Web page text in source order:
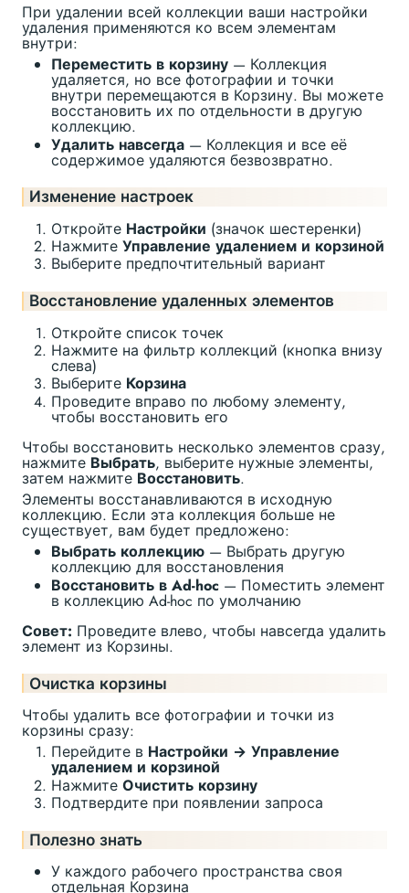
При удалении всей коллекции ваши настройки
удаления применяются ко всем элементам
внутри:
Переместить в корзину — Коллекция
удаляется, но все фотографии и точки
внутри перемещаются в Корзину. Вы можете
восстановить их по отдельности в другую
коллекцию.
Удалить навсегда — Коллекция и все её
содержимое удаляются безвозвратно.
Изменение настроек
Откройте Настройки (значок шестеренки)
Нажмите Управление удалением и корзиной
Выберите предпочтительный вариант
Восстановление удаленных элементов
Откройте список точек
Нажмите на фильтр коллекций (кнопка внизу
слева)
Выберите Корзина
Проведите вправо по любому элементу,
чтобы восстановить его
Чтобы восстановить несколько элементов сразу,
нажмите Выбрать, выберите нужные элементы,
затем нажмите Восстановить.
Элементы восстанавливаются в исходную
коллекцию. Если эта коллекция больше не
существует, вам будет предложено:
Выбрать коллекцию — Выбрать другую
коллекцию для восстановления
Восстановить в Ad-hoc — Поместить элемент
в коллекцию Ad-hoc по умолчанию
Совет: Проведите влево, чтобы навсегда удалить
элемент из Корзины.
Очистка корзины
Чтобы удалить все фотографии и точки из
корзины сразу:
Перейдите в Настройки → Управление
удалением и корзиной
Нажмите Очистить корзину
Подтвердите при появлении запроса
Полезно знать
У каждого рабочего пространства своя
отдельная Корзина